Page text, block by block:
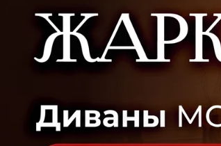
УЗНАТЬ ПОДРОБНЕЕ